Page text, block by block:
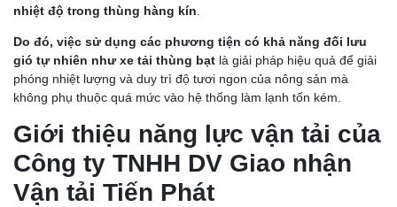
nhiệt độ trong thùng hàng kín
Do đó, việc sử dụng các phương tiện có khả năng đối lưu
gió tự nhiên như xe tải thùng bạt là giải pháp hiệu quả để giải
phóng nhiệt lượng và duy trì độ tươi ngon của nông sản mà
không phụ thuộc quá mức vào hệ thống làm lạnh tốn kém.
Giới thiệu năng lực vận tải của
Công ty TNHH DV Giao nhận
Vận tải Tiến Phát